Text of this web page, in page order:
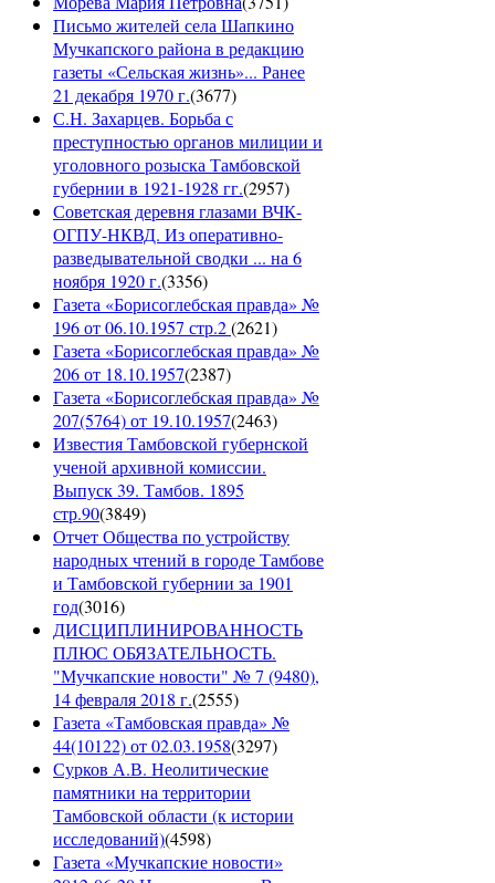
Письмо жителей села Шапкино
Мучкапского района в редакцию
газеты «Сельская жизнь»... Ранее
21 декабря 1970 г.(3677)
С.Н. Захарцев. Борьба с
преступностью органов милиции и
уголовного розыска Тамбовской
губернии в 1921-1928 гг.(2957)
Советская деревня глазами ВЧК-
ОГПУ-НКВД. Из оперативно-
разведывательной сводки ... на 6
ноября 1920 г.(3356)
Газета «Борисоглебская правда» №
196 от 06.10.1957 стр.2(2621)
Газета «Борисоглебская правда» №
206 от 18.10.1957(2387)
Газета «Борисоглебская правда» №
207(5764) от 19.10.1957(2463)
Известия Тамбовской губернской
ученой архивной комиссии.
Выпуск 39. Тамбов. 1895
стр.90(3849)
Отчет Общества по устройству
народных чтений в городе Тамбове
и Тамбовской губернии за 1901
год(3016)
ДИСЦИПЛИНИРОВАННОСТЬ
ПЛЮС ОБЯЗАТЕЛЬНОСТЬ.
"Мучкапские новости" № 7 (9480),
14 февраля 2018 г.(2555)
Газета «Тамбовская правда» №
44(10122) от 02.03.1958(3297)
Сурков А.В. Неолитические
памятники на территории
Тамбовской области (к истории
исследований)(4598)
Газета «Мучкапские новости»